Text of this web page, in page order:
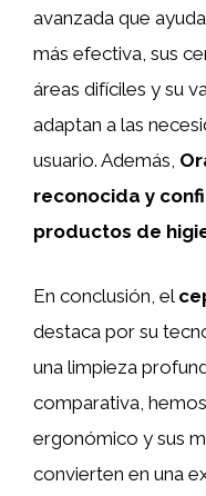
avanzada que
más efectiva, sus
áreas difíciles y su
adaptan a las
usuario. Además,
reconocida y
productos de
En conclusión, el
destaca por su
una limpieza
comparativa,
ergonómico y sus
convierten en una